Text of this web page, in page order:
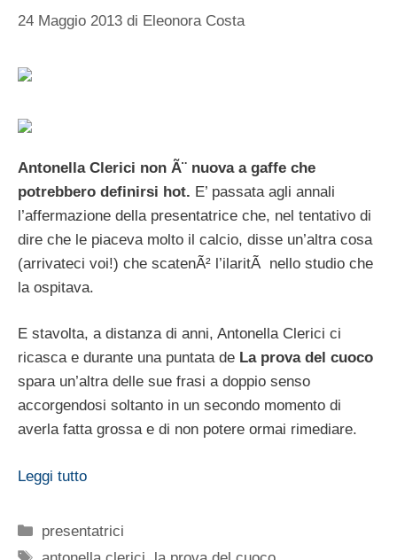
24 Maggio 2013 di Eleonora Costa
Antonella Clerici non Ã¨ nuova a gaffe che
potrebbero definirsi hot. E’ passata agli annali
l’affermazione della presentatrice che, nel tentativo di
dire che le piaceva molto il calcio, disse un’altra cosa
(arrivateci voi!) che scatenÃ² l’ilaritÃ nello studio che
la ospitava.
E stavolta, a distanza di anni, Antonella Clerici ci
ricasca e durante una puntata de La prova del cuoco
spara un’altra delle sue frasi a doppio senso
accorgendosi soltanto in un secondo momento di
averla fatta grossa e di non potere ormai rimediare.
Leggi tutto
Categorie
presentatrici
Tag